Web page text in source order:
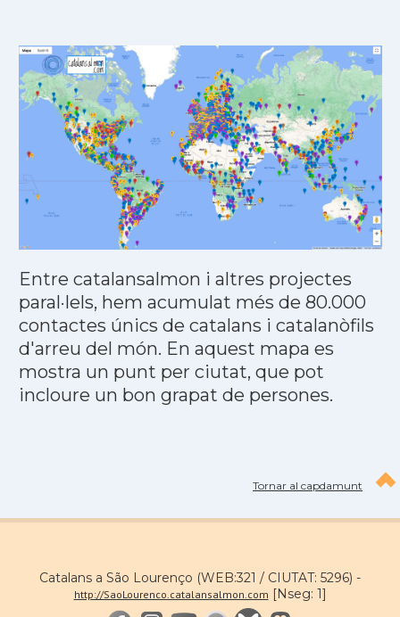
Entre catalansalmon i altres projectes
paral·lels, hem acumulat més de 80.000
contactes únics de catalans i catalanòfils
d'arreu del món. En aquest mapa es
mostra un punt per ciutat, que pot
incloure un bon grapat de persones.
Tornar al capdamunt
Catalans a São Lourenço (WEB:321 / CIUTAT: 5296) -
http://SaoLourenco.catalansalmon.com [Nseg: 1]